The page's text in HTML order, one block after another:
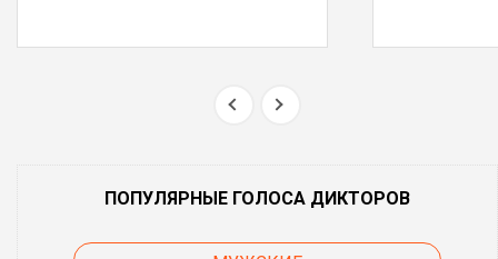
ПОПУЛЯРНЫЕ ГОЛОСА ДИКТОРОВ